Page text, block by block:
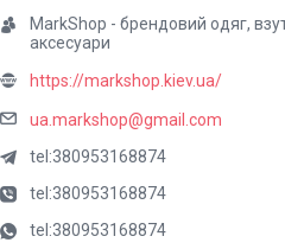
MarkShop - брендовий одяг,
аксесуари
https://markshop.kiev.ua/
ua.markshop@gmail.com
tel:380953168874
tel:380953168874
tel:380953168874